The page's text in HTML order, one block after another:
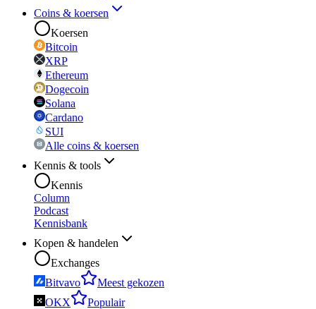
Coins & koersen
Koersen
Bitcoin
XRP
Ethereum
Dogecoin
Solana
Cardano
SUI
Alle coins & koersen
Kennis & tools
Kennis
Column
Podcast
Kennisbank
Kopen & handelen
Exchanges
Bitvavo
Meest gekozen
OKX
Populair